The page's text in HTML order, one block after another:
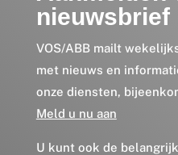
nieuwsbrief
VOS/ABB mailt
met nieuws en
onze diensten,
Meld u nu aan
U kunt ook de